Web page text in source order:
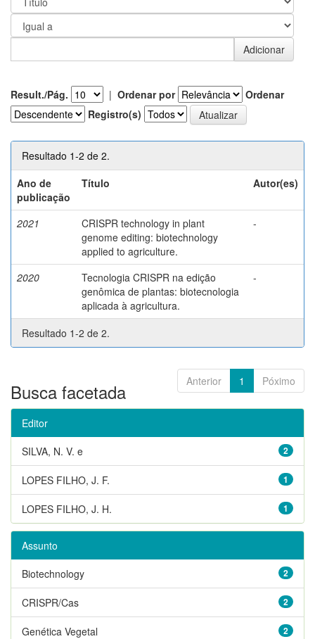
Result./Pág. | Ordenar por
Ordenar
Registro(s)
Resultado 1-2 de 2.
Ano de
publicação
Título Autor(es)
2021
CRISPR technology in plant
genome editing: biotechnology
applied to agriculture.
-
2020
Tecnologia CRISPR na edição
genômica de plantas: biotecnologia
aplicada à agricultura.
-
Resultado 1-2 de 2.
Anterior 1 Póximo
Busca facetada
Editor
2
SILVA, N. V. e
1
LOPES FILHO, J. F.
1
LOPES FILHO, J. H.
Assunto
2
Biotechnology
2
CRISPR/Cas
2
Genética Vegetal